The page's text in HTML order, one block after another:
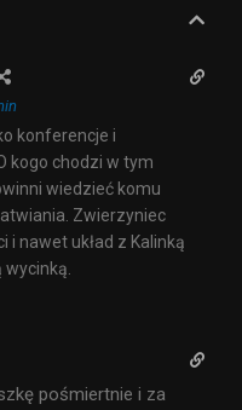
konferencje i
kogo chodzi w tym
wiedzieć komu
Zwierzyniec
i nawet układ z Kalinką
pośmiertnie i za